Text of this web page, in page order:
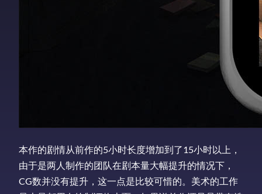
本作的剧情从前作的5小时长度增加到了15小时以上，
由于是两人制作的团队在剧本量大幅提升的情况下，
CG数并没有提升，这一点是比较可惜的。美术的工作